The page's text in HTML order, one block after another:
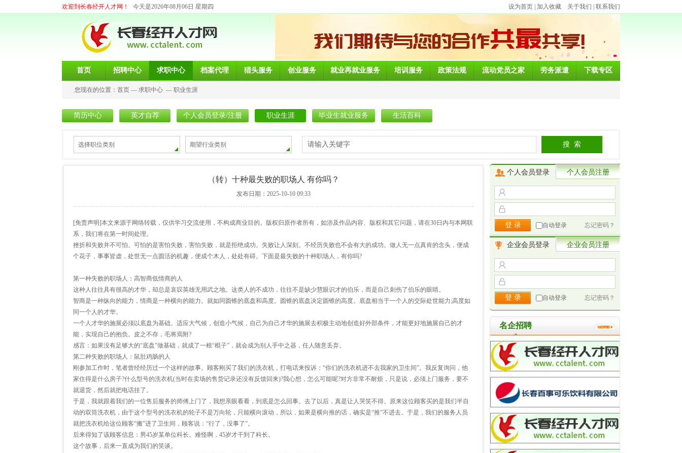
欢迎到长春经开人才网！ 今天是2026年08月06日 星期四 设为首页 加入收藏 关于我们 联系我们
首页 招聘中心 求职中心 档案代理 猎头服务 创业服务 就业再就业服务 培训服务 政策法规 流动党员之家 劳务派遣 下载专区
您现在的位置： 首页 — 求职中心 — 职业生涯
简历中心 英才自荐 个人会员登录/注册 职业生涯 毕业生就业服务 生活百科
选择职位类别 期望行业类别 请输入关键字
（转）十种最失败的职场人 有你吗？
发布日期：2025-10-10 09:33
[免责声明]本文来源于网络转载，仅供学习交流使用，不构成商业目的。版权归原作者所有，如涉及作品内容、版权和其它问题，请在30日内与本网联
系，我们将在第一时间处理。
挫折和失败并不可怕。可怕的是害怕失败，害怕失败，就是拒绝成功。失败让人深刻。不经历失败也不会有大的成功。做人无一点真肯的念头，便成
个花子，事事皆虚，处世无一点圆活的机趣，便成个木人，处处有碍。下面是最失败的十种职场人，有你吗?
第一种失败的职场人：高智商低情商的人
这种人往往具有很高的才华，却总是哀叹英雄无用武之地。这类人的不成功，往往不是缺少慧眼识才的伯乐，而是自己刺伤了伯乐的眼睛。
智商是一种纵向的能力，情商是一种横向的能力。就如同圆锥的底盘和高度。圆锥的底盘决定圆锥的高度。底盘相当于一个人的交际处世能力;高度如
同一个人的才华。
一个人才华的施展必须以底盘为基础。适应大气候，创造小气候，自己为自己才华的施展去积极主动地创造好外部条件，才能更好地施展自己的才
能，实现自己的抱负。皮之不存，毛将焉附?
感言：如果没有足够大的“底盘”做基础，就成了一根“棍子”，就会成为别人手中之器，任人随意丢弃。
第二种失败的职场人：鼠肚鸡肠的人
刚参加工作时，笔者曾经经历过一个这样的故事。顾客刚买了我们的洗衣机，打电话来投诉：“你们的洗衣机进不去我家的卫生间”。我反复询问，他
家住得是什么房子?什么型号的洗衣机(当时在卖场的售货记录还没有反馈回来)?我心想，怎么可能呢?对方非常不耐烦，只是说，必须上门服务，要不
就退货，然后就把电话挂了。
于是，我就跟着我们的一位售后服务的师傅上门了，我想亲眼看看，到底是怎么回事。去了以后，真是让人哭笑不得。原来这位顾客买的是我们半自
动的双筒洗衣机，由于这个型号的洗衣机的轮子不是万向轮，只能横向滚动，所以，如果是横向推的话，确实是“推”不进去。于是，我们的服务人员
就把洗衣机给这位顾客“搬”进了卫生间，顾客说：“行了，没事了”。
后来得知了该顾客信息：男45岁某单位科长。难怪啊，45岁才干到了科长。
这个故事，后来一直成为我们的笑谈。
个人会员登录 个人会员注册
自动登录 忘记密码？
企业会员登录 企业会员注册
自动登录 忘记密码？
名企招聘